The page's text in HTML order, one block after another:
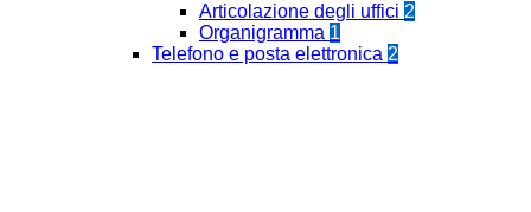
Articolazione degli uffici 2
Organigramma 1
Telefono e posta elettronica 2